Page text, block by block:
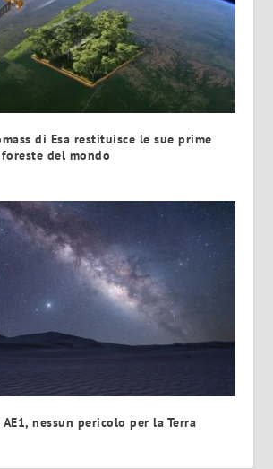
di Esa restituisce le sue prime
del mondo
nessun pericolo per la Terra